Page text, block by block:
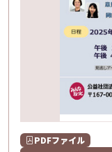
PDFファイル